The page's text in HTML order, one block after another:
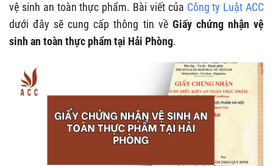
vệ sinh an toàn thực phẩm. Bài viết của Công ty Luật ACC
dưới đây sẽ cung cấp thông tin về Giấy chứng nhận vệ
sinh an toàn thực phẩm tại Hải Phòng.